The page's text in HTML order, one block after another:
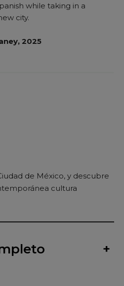
while taking in a
city.
2025
de México, y descubre
cultura
+